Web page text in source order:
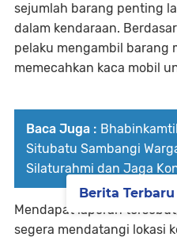
sejumlah barang penting
dalam kendaraan.
pelaku mengambil barang
memecahkan kaca mobil
Baca Juga :
Situbatu Sambangi
Silaturahmi dan Jaga
Mendapat laporan
segera mendatangi lokasi
Berita Terbaru